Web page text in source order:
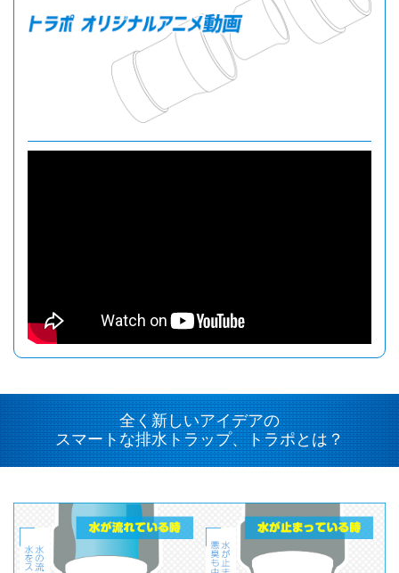
全く新しいアイデアの
スマートな排水トラップ、トラポとは？